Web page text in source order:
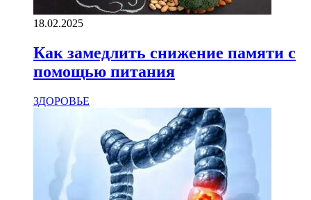
18.02.2025
Как замедлить снижение памяти с
помощью питания
ЗДОРОВЬЕ